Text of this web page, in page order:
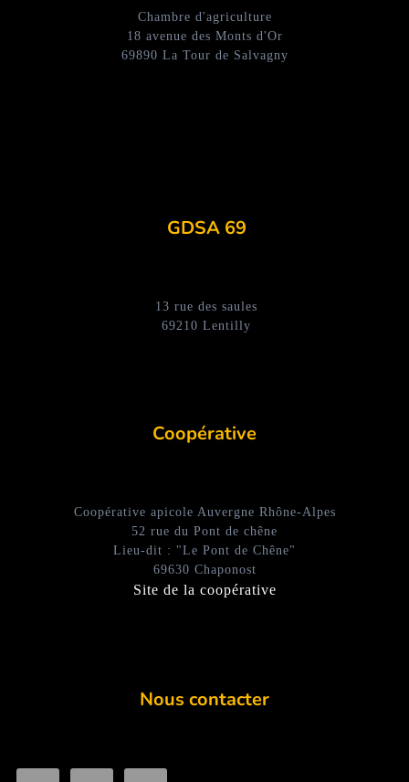
Chambre d'agriculture
18 avenue des Monts d'Or
69890 La Tour de Salvagny
GDSA 69
13 rue des saules
69210 Lentilly
Coopérative
Coopérative apicole Auvergne Rhône-Alpes
52 rue du Pont de chêne
Lieu-dit : "Le Pont de Chêne"
69630 Chaponost
Site de la coopérative
Nous contacter